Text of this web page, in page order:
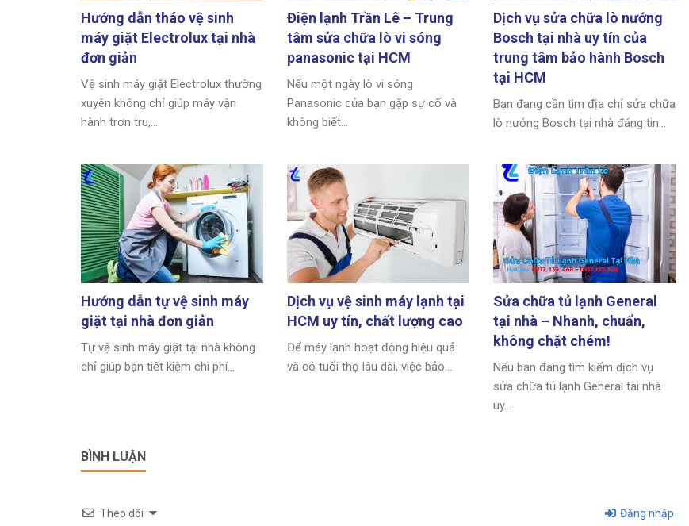
Hướng dẫn tháo vệ sinh
máy giặt Electrolux tại nhà
đơn giản
Vệ sinh máy giặt Electrolux thường
xuyên không chỉ giúp máy vận
hành trơn tru,...
Điện lạnh Trần Lê – Trung
tâm sửa chữa lò vi sóng
panasonic tại HCM
Nếu một ngày lò vi sóng
Panasonic của bạn gặp sự cố và
không biết...
Dịch vụ sửa chữa lò nướng
Bosch tại nhà uy tín của
trung tâm bảo hành Bosch
tại HCM
Bạn đang cần tìm địa chỉ sửa chữa
lò nướng Bosch tại nhà đáng tin...
Hướng dẫn tự vệ sinh máy
giặt tại nhà đơn giản
Tự vệ sinh máy giặt tại nhà không
chỉ giúp bạn tiết kiệm chi phí...
Dịch vụ vệ sinh máy lạnh tại
HCM uy tín, chất lượng cao
Để máy lạnh hoạt động hiệu quả
và có tuổi thọ lâu dài, việc bảo...
Sửa chữa tủ lạnh General
tại nhà – Nhanh, chuẩn,
không chặt chém!
Nếu bạn đang tìm kiếm dịch vụ
sửa chữa tủ lạnh General tại nhà
uy...
BÌNH LUẬN
Theo dõi Đăng nhập